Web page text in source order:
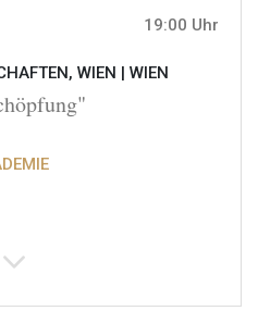
19:00 Uhr
WIEN | WIEN